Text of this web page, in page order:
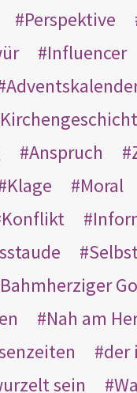
Perspektive
Influencer
Anspruch
Klage Moral
Konflikt
Bahmherziger
Nah am
der
sein